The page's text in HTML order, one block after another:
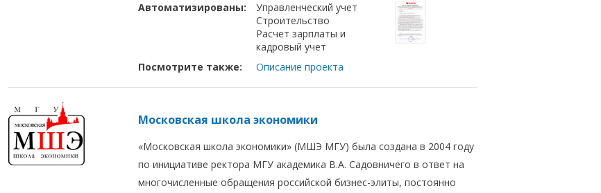
Автоматизированы:
Управленческий учет
Строительство
Расчет зарплаты и
кадровый учет
Посмотрите также:
Описание проекта
Московская школа экономики
«Московская школа экономики» (МШЭ МГУ) была создана в 2004 году
по инициативе ректора МГУ академика В.А. Садовничего в ответ на
многочисленные обращения российской бизнес-элиты, постоянно